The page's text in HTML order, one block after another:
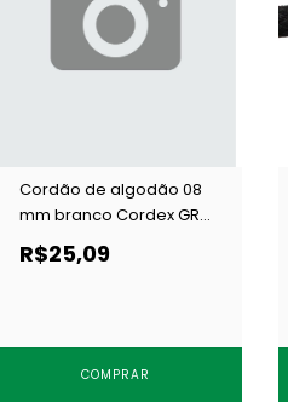
Cordão de algodão 08
mm branco Cordex GR
c/ 20 m
R$25,09
COMPRAR